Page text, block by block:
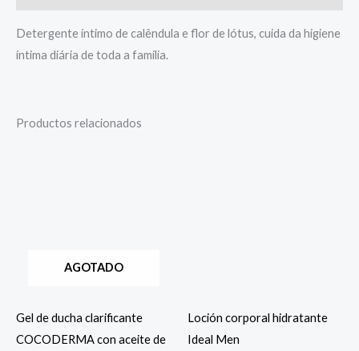
Detergente íntimo de calêndula e flor de lótus, cuida da higiene
íntima diária de toda a família.
Productos relacionados
AGOTADO
Gel de ducha clarificante
COCODERMA con aceite de
Loción corporal hidratante
Ideal Men